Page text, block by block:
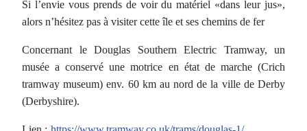
Si l’envie vous prends de voir du matériel «dans leur jus»,
alors n’hésitez pas à visiter cette île et ses chemins de fer
Concernant le Douglas Southern Electric Tramway, un
musée a conservé une motrice en état de marche (Crich
tramway museum) env. 60 km au nord de la ville de Derby
(Derbyshire).